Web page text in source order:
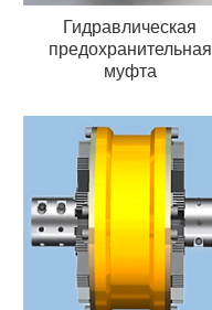
Гидравлическая
предохранительная
муфта